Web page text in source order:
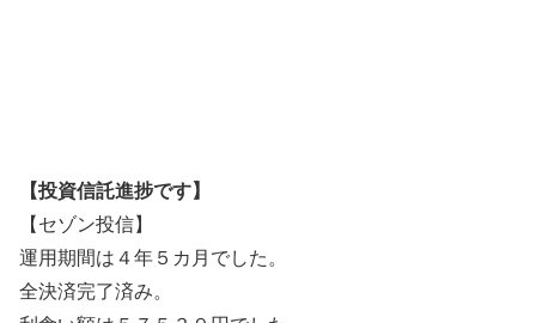
【投資信託進捗です】
【セゾン投信】
運用期間は４年５カ月でした。
全決済完了済み。